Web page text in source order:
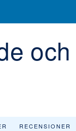
RECENSIONER